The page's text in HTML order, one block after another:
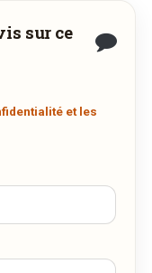
sur ce
et les